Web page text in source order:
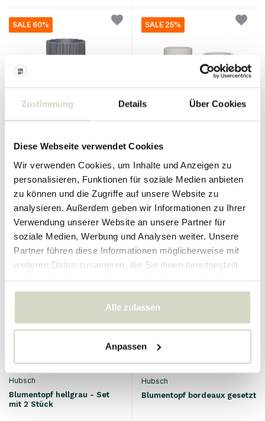
Zustimmung Details Über Cookies
Diese Webseite verwendet Cookies
Wir verwenden Cookies, um Inhalte und Anzeigen zu
personalisieren, Funktionen für soziale Medien anbieten
zu können und die Zugriffe auf unsere Website zu
analysieren. Außerdem geben wir Informationen zu Ihrer
Verwendung unserer Website an unsere Partner für
soziale Medien, Werbung und Analysen weiter. Unsere
Partner führen diese Informationen möglicherweise mit
weiteren Daten zusammen, die Sie ihnen bereitgestellt
gesammelt haben.
Alle zulassen
Anpassen
SALE 60%
Blumentopf Metall - grau
210.00 € 84.00 €
Inkl. MwSt.
• Auf Lager
SALE 25%
Topf mit Standard grau - Set
300.00 € 225.00 €
Inkl. MwSt.
• Auf Lager
Hubsch
Blumentopf hellgrau - Set
mit 2 Stück
Hubsch
Blumentopf bordeaux gesetzt